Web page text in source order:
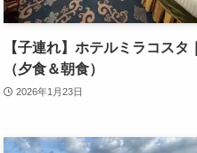
【子連れ】ホテルミラコス
（夕食＆朝食）
2026年1月23日